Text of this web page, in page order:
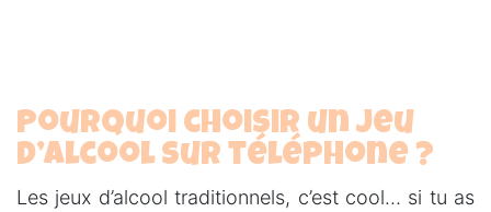
Pourquoi choisir un jeu
d’alcool sur téléphone ?
Les jeux d’alcool traditionnels, c’est cool… si tu as